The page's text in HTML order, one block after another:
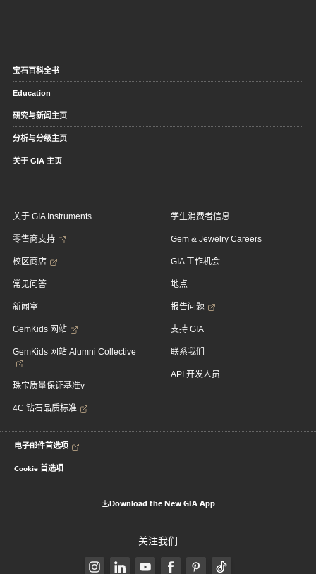
宝石百科全书
Education
研究与新闻主页
分析与分级主页
关于 GIA 主页
关于 GIA Instruments
零售商支持
校区商店
常见问答
新闻室
GemKids 网站
GemKids 网站 Alumni Collective
珠宝质量保证基准v
4C 钻石品质标准
学生消费者信息
Gem & Jewelry Careers
GIA 工作机会
地点
报告问题
支持 GIA
联系我们
API 开发人员
电子邮件首选项
Cookie 首选项
Download the New GIA App
关注我们